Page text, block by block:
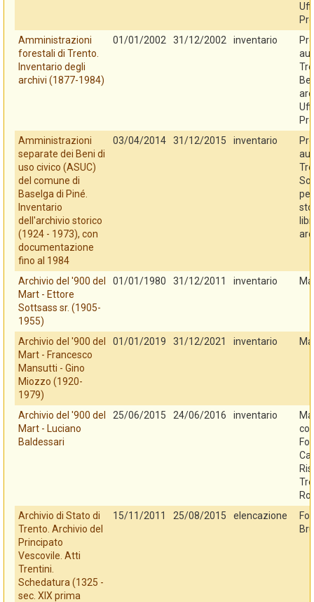
Amministrazioni
forestali di Trento.
Inventario degli
archivi (1877-1984)
01/01/2002 31/12/2002 inventario
Amministrazioni
separate dei Beni di
uso civico (ASUC)
del comune di
Baselga di Piné.
Inventario
dell'archivio storico
(1924 - 1973), con
documentazione
fino al 1984
03/04/2014 31/12/2015 inventario
Archivio del '900 del
Mart - Ettore
Sottsass sr. (1905-
1955)
01/01/1980 31/12/2011 inventario
Archivio del '900 del
Mart - Francesco
Mansutti - Gino
Miozzo (1920-
1979)
01/01/2019 31/12/2021 inventario
Archivio del '900 del
Mart - Luciano
Baldessari
25/06/2015 24/06/2016 inventario
Archivio di Stato di
Trento. Archivio del
Principato
Vescovile. Atti
Trentini.
Schedatura (1325 -
sec. XIX prima
15/11/2011 25/08/2015 elencazione